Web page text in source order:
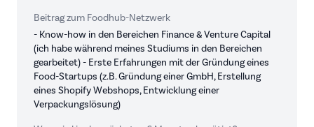
Beitrag zum Foodhub-Netzwerk
- Know-how in den Bereichen Finance & Venture Capital
(ich habe während meines Studiums in den Bereichen
gearbeitet) - Erste Erfahrungen mit der Gründung eines
Food-Startups (z.B. Gründung einer GmbH, Erstellung
eines Shopify Webshops, Entwicklung einer
Verpackungslösung)